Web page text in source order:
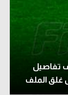
تفاصيل
غلق الملف